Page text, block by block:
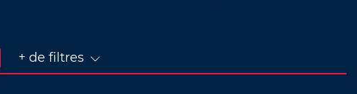
+ de filtres